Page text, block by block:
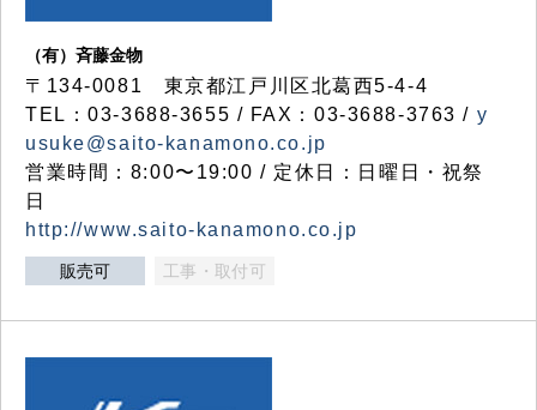
（有）斉藤金物
〒134-0081 東京都江戸川区北葛西5-4-4
TEL：03-3688-3655 / FAX：03-3688-3763 / y
usuke@saito-kanamono.co.jp
営業時間：8:00〜19:00 / 定休日：日曜日・祝祭
日
http://www.saito-kanamono.co.jp
販売可 工事・取付可